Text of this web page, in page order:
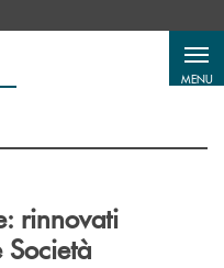
MENU
rinnovati